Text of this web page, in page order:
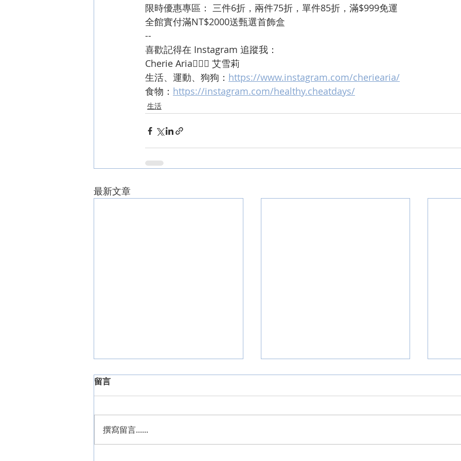
限時優惠專區： 三件6折，兩件75折，單件85折，滿$999免運
全館實付滿NT$2000送甄選首飾盒
--
喜歡記得在 Instagram 追蹤我：
Cherie Aria🧜🏻‍♀️ 艾雪莉
生活、運動、狗狗： https://www.instagram.com/cheriearia/
食物： https://instagram.com/healthy.cheatdays/
生活
最新文章
留言
撰寫留言......